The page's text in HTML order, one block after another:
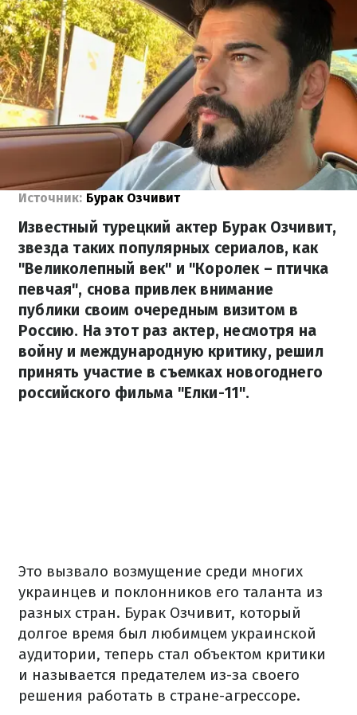
Источник: Бурак Озчивит
Известный турецкий актер Бурак Озчивит,
звезда таких популярных сериалов, как
"Великолепный век" и "Королек – птичка
певчая", снова привлек внимание
публики своим очередным визитом в
Россию. На этот раз актер, несмотря на
войну и международную критику, решил
принять участие в съемках новогоднего
российского фильма "Елки-11".
Это вызвало возмущение среди многих
украинцев и поклонников его таланта из
разных стран. Бурак Озчивит, который
долгое время был любимцем украинской
аудитории, теперь стал объектом критики
и называется предателем из-за своего
решения работать в стране-агрессоре.